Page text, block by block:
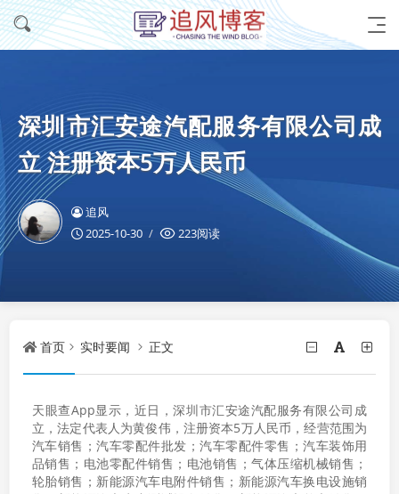
深圳市汇安途汽配服务有限公司成
立 注册资本5万人民币
追风
2025-10-30
223阅读
首页 实时要闻 正文
天眼查App显示，近日，深圳市汇安途汽配服务有限公司成
立，法定代表人为黄俊伟，注册资本5万人民币，经营范围为
汽车销售；汽车零配件批发；汽车零配件零售；汽车装饰用
品销售；电池零配件销售；电池销售；气体压缩机械销售；
轮胎销售；新能源汽车电附件销售；新能源汽车换电设施销